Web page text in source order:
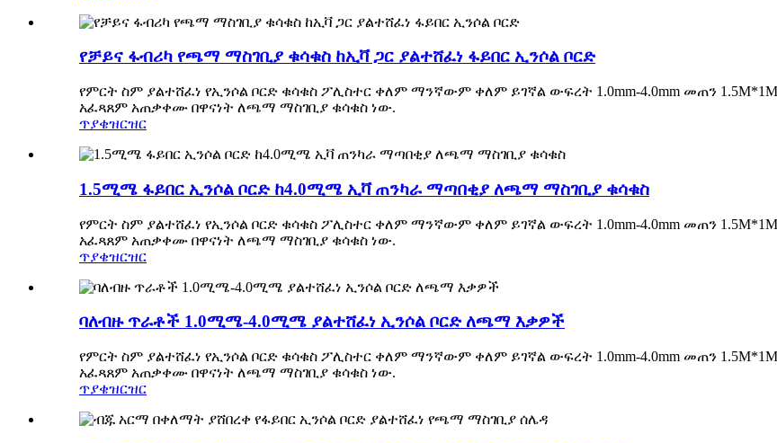
የቻይና ፋብሪካ የጫማ ማስገቢያ ቁሳቁስ ከኢቫ ጋር ያልተሸፈነ ፋይበር ኢንሶል ቦርድ
የምርት ስም ያልተሸፈነ የኢንሶል ቦርድ ቁሳቁስ ፖሊስተር ቀለም ማንኛውም ቀለም ይገኛል ውፍረት 1.0mm-4.0mm መጠን
አፈጻጸም አጠቃቀሙ በዋናነት ለጫማ ማስገቢያ ቁሳቁስ ነው.
ጥያቄዝርዝር
1.5ሚሜ ፋይበር ኢንሶል ቦርድ ከ4.0ሚሜ ኢቫ ጠንካራ ማጣበቂያ ለጫማ ማስገቢያ ቁሳቁስ
የምርት ስም ያልተሸፈነ የኢንሶል ቦርድ ቁሳቁስ ፖሊስተር ቀለም ማንኛውም ቀለም ይገኛል ውፍረት 1.0mm-4.0mm መጠን
አፈጻጸም አጠቃቀሙ በዋናነት ለጫማ ማስገቢያ ቁሳቁስ ነው.
ጥያቄዝርዝር
ባለብዙ ጥራቶች 1.0ሚሜ-4.0ሚሜ ያልተሸፈነ ኢንሶል ቦርድ ለጫማ እቃዎች
የምርት ስም ያልተሸፈነ የኢንሶል ቦርድ ቁሳቁስ ፖሊስተር ቀለም ማንኛውም ቀለም ይገኛል ውፍረት 1.0mm-4.0mm መጠን
አፈጻጸም አጠቃቀሙ በዋናነት ለጫማ ማስገቢያ ቁሳቁስ ነው.
ጥያቄዝርዝር